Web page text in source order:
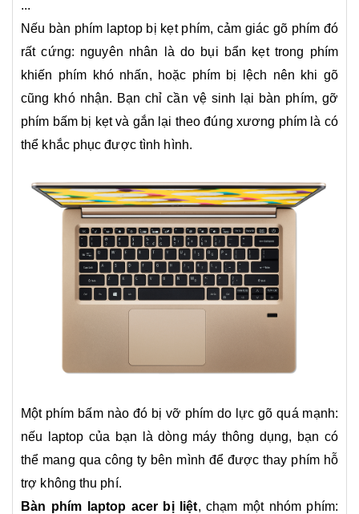
...
Nếu bàn phím laptop bị kẹt phím, cảm giác gõ phím đó
rất cứng: nguyên nhân là do bụi bẩn kẹt trong phím
khiến phím khó nhấn, hoặc phím bị lệch nên khi gõ
cũng khó nhận. Bạn chỉ cần vệ sinh lại bàn phím, gỡ
phím bấm bị kẹt và gắn lại theo đúng xương phím là có
thể khắc phục được tình hình.
Một phím bấm nào đó bị vỡ phím do lực gõ quá mạnh:
nếu laptop của bạn là dòng máy thông dụng, bạn có
thể mang qua công ty bên mình để được thay phím hỗ
trợ không thu phí.
Bàn phím laptop acer bị liệt, chạm một nhóm phím: